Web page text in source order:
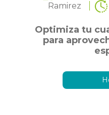
Ramirez
Optimiza tu
para